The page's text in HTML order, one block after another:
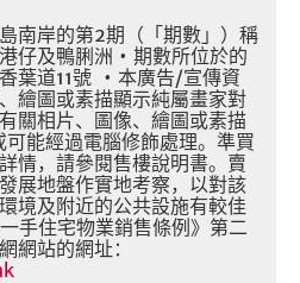
南岸的第2期（「期數」）稱
仔及鴨脷洲 • 期數所位於的
葉道11號 • 本廣告/宣傳資
繪圖或素描顯示純屬畫家對
關相片、圖像、繪圖或素描
可能經過電腦修飾處理。準買
情，請參閱售樓說明書。賣
展地盤作實地考察，以對該
境及附近的公共設施有較佳
手住宅物業銷售條例》第二
網站的網址：